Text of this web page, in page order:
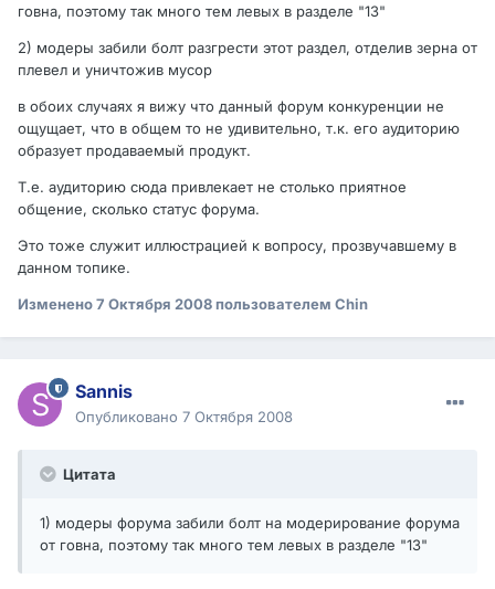
говна, поэтому так много тем левых в разделе "13"
2) модеры забили болт разгрести этот раздел, отделив зерна от
плевел и уничтожив мусор
в обоих случаях я вижу что данный форум конкуренции не
ощущает, что в общем то не удивительно, т.к. его аудиторию
образует продаваемый продукт.
Т.е. аудиторию сюда привлекает не столько приятное
общение, сколько статус форума.
Это тоже служит иллюстрацией к вопросу, прозвучавшему в
данном топике.
Изменено7 Октября 2008пользователем Chin
Sannis
Опубликовано 7 Октября 2008
Цитата
1) модеры форума забили болт на модерирование форума
от говна, поэтому так много тем левых в разделе "13"